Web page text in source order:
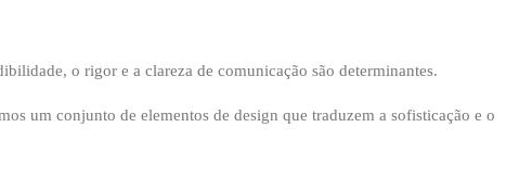
o rigor e a clareza de comunicação são determinantes.
um conjunto de elementos de design que traduzem a sofisticação e o